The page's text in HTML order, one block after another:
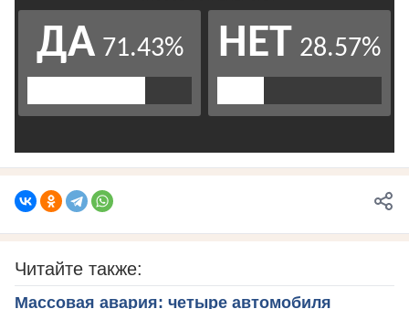
Читайте также:
Массовая авария: четыре автомобиля